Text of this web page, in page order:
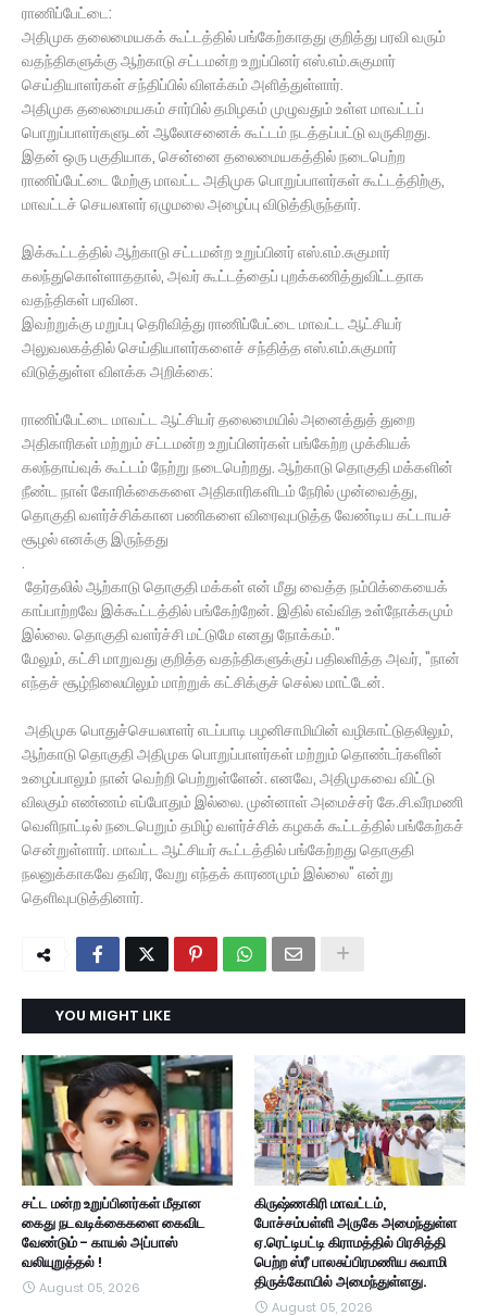
ராணிப்பேட்டை:
அதிமுக தலைமையகக் கூட்டத்தில் பங்கேற்காதது குறித்து பரவி வரும்
வதந்திகளுக்கு ஆற்காடு சட்டமன்ற உறுப்பினர் எஸ்.எம்.சுகுமார்
செய்தியாளர்கள் சந்திப்பில் விளக்கம் அளித்துள்ளார்.
அதிமுக தலைமையகம் சார்பில் தமிழகம் முழுவதும் உள்ள மாவட்டப்
பொறுப்பாளர்களுடன் ஆலோசனைக் கூட்டம் நடத்தப்பட்டு வருகிறது.
இதன் ஒரு பகுதியாக, சென்னை தலைமையகத்தில் நடைபெற்ற
ராணிப்பேட்டை மேற்கு மாவட்ட அதிமுக பொறுப்பாளர்கள் கூட்டத்திற்கு,
மாவட்டச் செயலாளர் ஏழுமலை அழைப்பு விடுத்திருந்தார்.
இக்கூட்டத்தில் ஆற்காடு சட்டமன்ற உறுப்பினர் எஸ்.எம்.சுகுமார்
கலந்துகொள்ளாததால், அவர் கூட்டத்தைப் புறக்கணித்துவிட்டதாக
வதந்திகள் பரவின.
இவற்றுக்கு மறுப்பு தெரிவித்து ராணிப்பேட்டை மாவட்ட ஆட்சியர்
அலுவலகத்தில் செய்தியாளர்களைச் சந்தித்த எஸ்.எம்.சுகுமார்
விடுத்துள்ள விளக்க அறிக்கை:
ராணிப்பேட்டை மாவட்ட ஆட்சியர் தலைமையில் அனைத்துத் துறை
அதிகாரிகள் மற்றும் சட்டமன்ற உறுப்பினர்கள் பங்கேற்ற முக்கியக்
கலந்தாய்வுக் கூட்டம் நேற்று நடைபெற்றது. ஆற்காடு தொகுதி மக்களின்
நீண்ட நாள் கோரிக்கைகளை அதிகாரிகளிடம் நேரில் முன்வைத்து,
தொகுதி வளர்ச்சிக்கான பணிகளை விரைவுபடுத்த வேண்டிய கட்டாயச்
சூழல் எனக்கு இருந்தது
.
தேர்தலில் ஆற்காடு தொகுதி மக்கள் என் மீது வைத்த நம்பிக்கையைக்
காப்பாற்றவே இக்கூட்டத்தில் பங்கேற்றேன். இதில் எவ்வித உள்நோக்கமும்
இல்லை. தொகுதி வளர்ச்சி மட்டுமே எனது நோக்கம்."
மேலும், கட்சி மாறுவது குறித்த வதந்திகளுக்குப் பதிலளித்த அவர், "நான்
எந்தச் சூழ்நிலையிலும் மாற்றுக் கட்சிக்குச் செல்ல மாட்டேன்.
அதிமுக பொதுச்செயலாளர் எடப்பாடி பழனிசாமியின் வழிகாட்டுதலிலும்,
ஆற்காடு தொகுதி அதிமுக பொறுப்பாளர்கள் மற்றும் தொண்டர்களின்
உழைப்பாலும் நான் வெற்றி பெற்றுள்ளேன். எனவே, அதிமுகவை விட்டு
விலகும் எண்ணம் எப்போதும் இல்லை. முன்னாள் அமைச்சர் கே.சி.வீரமணி
வெளிநாட்டில் நடைபெறும் தமிழ் வளர்ச்சிக் கழகக் கூட்டத்தில் பங்கேற்கச்
சென்றுள்ளார். மாவட்ட ஆட்சியர் கூட்டத்தில் பங்கேற்றது தொகுதி
நலனுக்காகவே தவிர, வேறு எந்தக் காரணமும் இல்லை" என்று
தெளிவுபடுத்தினார்.
YOU MIGHT LIKE
சட்ட மன்ற உறுப்பினர்கள் மீதான
கைது நடவடிக்கைகளை கைவிட
வேண்டும் - காயல் அப்பாஸ்
வலியுறுத்தல் !
August 05, 2026
கிருஷ்ணகிரி மாவட்டம்,
போச்சம்பள்ளி அருகே அமைந்துள்ள
ஏ.ரெட்டிபட்டி கிராமத்தில் பிரசித்தி
பெற்ற ஸ்ரீ பாலசுப்பிரமணிய சுவாமி
திருக்கோயில் அமைந்துள்ளது.
August 05, 2026